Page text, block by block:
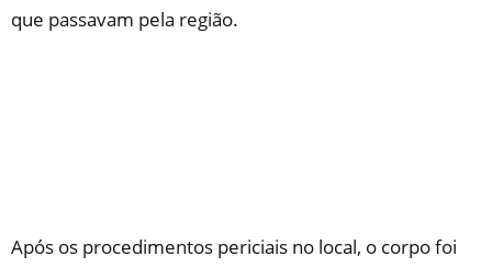
que passavam pela região.
Após os procedimentos periciais no local, o corpo foi